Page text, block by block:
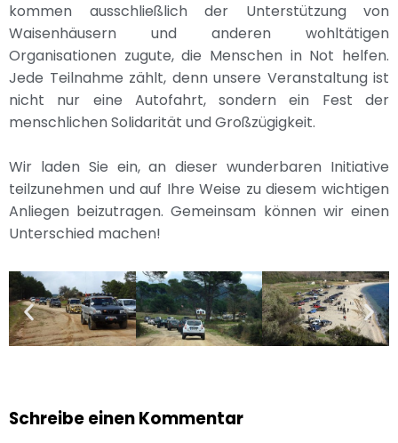
kommen ausschließlich der Unterstützung von
Waisenhäusern und anderen wohltätigen
Organisationen zugute, die Menschen in Not helfen.
Jede Teilnahme zählt, denn unsere Veranstaltung ist
nicht nur eine Autofahrt, sondern ein Fest der
menschlichen Solidarität und Großzügigkeit.
Wir laden Sie ein, an dieser wunderbaren Initiative
teilzunehmen und auf Ihre Weise zu diesem wichtigen
Anliegen beizutragen. Gemeinsam können wir einen
Unterschied machen!
Schreibe einen Kommentar